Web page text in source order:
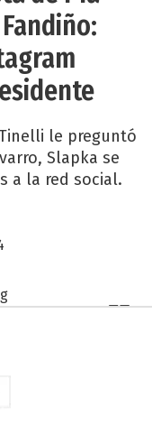
le preguntó
Slapka se
a la red social.